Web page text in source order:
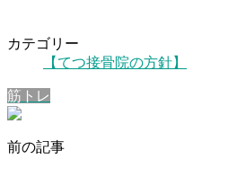
カテゴリー
【てつ接骨院の方針】
筋トレ
前の記事